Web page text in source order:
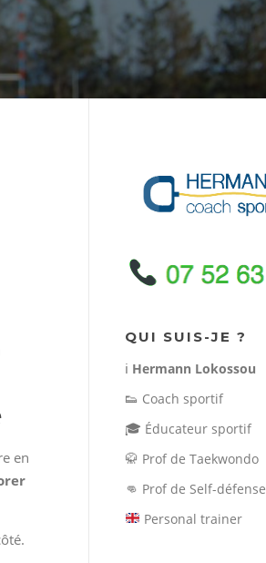
en
QUI SUIS-JE ?
ℹ️ Hermann Lokossou
👟 Coach sportif
🎓 Éducateur sportif
🥋 Prof de Taekwondo
👊 Prof de Self-défense
Personal trainer